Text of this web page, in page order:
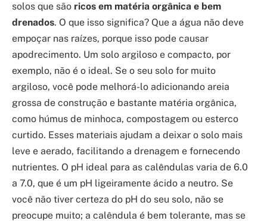
solos que são ricos em matéria orgânica e bem
drenados. O que isso significa? Que a água não deve
empoçar nas raízes, porque isso pode causar
apodrecimento. Um solo argiloso e compacto, por
exemplo, não é o ideal. Se o seu solo for muito
argiloso, você pode melhorá-lo adicionando areia
grossa de construção e bastante matéria orgânica,
como húmus de minhoca, compostagem ou esterco
curtido. Esses materiais ajudam a deixar o solo mais
leve e aerado, facilitando a drenagem e fornecendo
nutrientes. O pH ideal para as calêndulas varia de 6.0
a 7.0, que é um pH ligeiramente ácido a neutro. Se
você não tiver certeza do pH do seu solo, não se
preocupe muito; a calêndula é bem tolerante, mas se